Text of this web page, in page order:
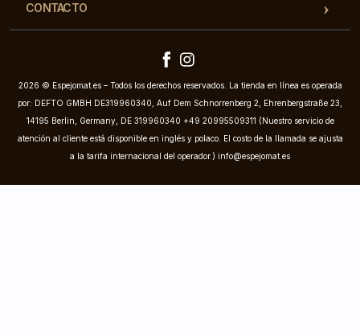
CONTACTO
2026 © Espejomat.es – Todos los derechos reservados. La tienda en línea es operada
por: DEFTO GMBH DE319960340, Auf Dem Schnorrenberg 2, Ehrenbergstraße 23,
14195 Berlin, Germany, DE 319960340 +49 20995509311 (Nuestro servicio de
atención al cliente está disponible en inglés y polaco. El costo de la llamada se ajusta
a la tarifa internacional del operador.) info@espejomat.es